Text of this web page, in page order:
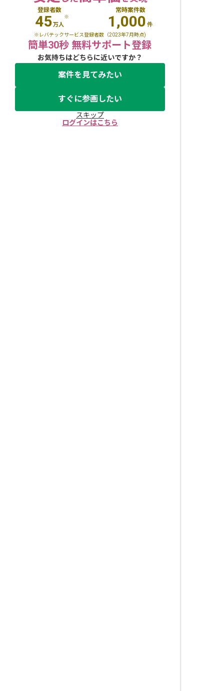
登録者数
45万人
※
常時案件数
1,000 件
※レバテックサービス登録者数（2023年7月時点)
簡単30秒 無料サポート登録
お気持ちはどちらに近いですか？
案件を見てみたい
すぐに参画したい
スキップ
ログインはこちら